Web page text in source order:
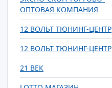
ОПТОВАЯ КОМПАНИЯ
12 ВОЛЬТ ТЮНИНГ-ЦЕНТР
12 ВОЛЬТ ТЮНИНГ-ЦЕНТР
21 ВЕК